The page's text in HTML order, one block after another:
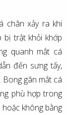
chân xảy ra khi
bị trật khỏi khớp
quanh mắt cá
đến sưng tấy,
gân mắt cá
phù hợp trong
không bằng